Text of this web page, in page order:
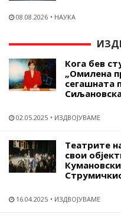
08.08.2026 НАУКА
Кога бев
„Омилена
сегашната
02.05.2025 ИЗДВОЈУВАМЕ
Театрите
свои
16.04.2025 ИЗДВОЈУВАМЕ